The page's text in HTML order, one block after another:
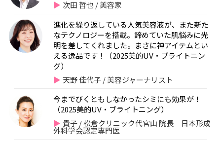
次田 哲也 / 美容家
進化を繰り返している人気美容液が、また新た
なテクノロジーを搭載。諦めていた肌悩みに光
明を差してくれました。まさに神アイテムとい
える逸品です！（2025美的UV・ブライトニン
グ）
天野 佳代子 / 美容ジャーナリスト
今までびくともしなかったシミにも効果が！
（2025美的UV・ブライトニング）
貴子 / 松倉クリニック代官山 院長 日本形成
外科学会認定専門医